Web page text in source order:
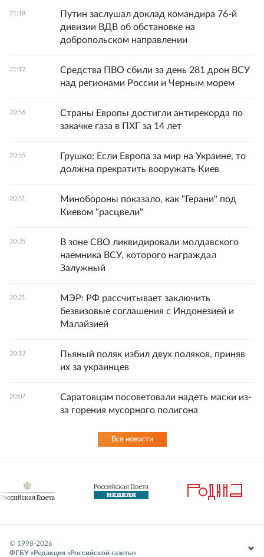
21:18
Путин заслушал доклад командира 76-й
дивизии ВДВ об обстановке на
добропольском направлении
21:12
Средства ПВО сбили за день 281 дрон ВСУ
над регионами России и Черным морем
20:56
Страны Европы достигли антирекорда по
закачке газа в ПХГ за 14 лет
20:55
Грушко: Если Европа за мир на Украине, то
должна прекратить вооружать Киев
20:51
Минобороны показало, как "Герани" под
Киевом "расцвели"
20:35
В зоне СВО ликвидировали молдавского
наемника ВСУ, которого награждал
Залужный
20:21
МЭР: РФ рассчитывает заключить
безвизовые соглашения с Индонезией и
Малайзией
20:12
Пьяный поляк избил двух поляков, приняв
их за украинцев
20:07
Саратовцам посоветовали надеть маски из-
за горения мусорного полигона
Все новости
© 1998-2026
ФГБУ «Редакция «Российской газеты»